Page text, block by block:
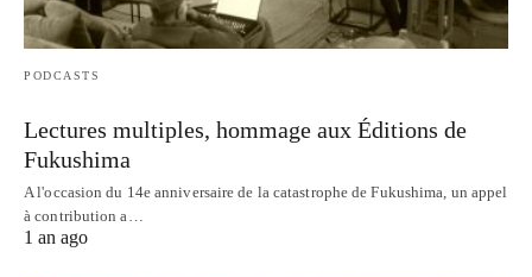
PODCASTS
Lectures multiples, hommage aux Éditions de
Fukushima
A l'occasion du 14e anniversaire de la catastrophe de Fukushima, un appel
à contribution a…
1 an ago